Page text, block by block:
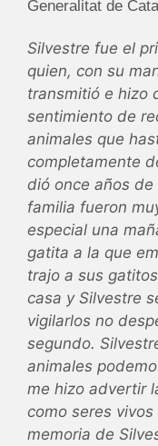
Generalitat de
Silvestre fue el
quien, con su
transmitió e hizo
sentimiento de
animales que
completamente
dió once años
familia fueron
especial una
gatita a la que
trajo a sus
casa y Silvestre
vigilarlos no
segundo.
animales
me hizo advertir
como seres
memoria de